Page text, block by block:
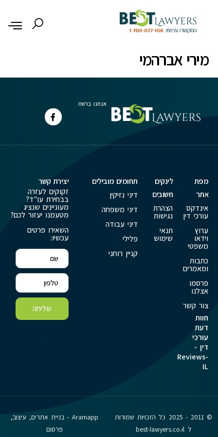
מירי אברהמי
אנחנו ברשת
מפת
אתר
אינדקס
עורכי דין
ערוץ
וידאו
משפטי
כתבות
ומאמרים
פרסמו
אצלנו
צור קשר
חוות
דעת
עורכי
דין -
Reviews-
IL
לינקים
חשובים
הצהרת
נגישות
תנאי
שימוש
תחומים מובילים
דיני נזיקין
דיני משפחה
דיני עבודה
פלילי
קניין רוחני
יצירת קשר
זקוקים לעזרה
בבחירת עו"ד?
מעוניינים שנציג
מטעמנו יעזור לכם?
השאירו פרטים
עכשיו:
שליחה
© 2011 - 2025 כל הזכויות שמורות
ל best-lawyers.co.il
Aramapp - בניית אתרים, עיצוב,
פרסום